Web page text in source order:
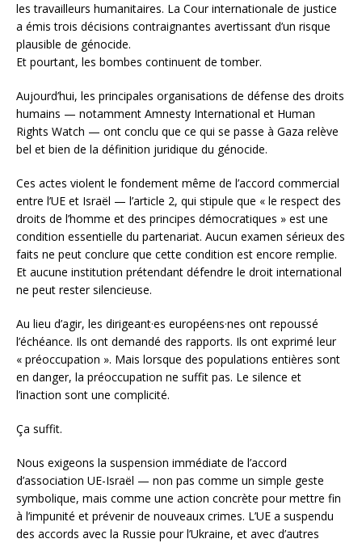
les travailleurs humanitaires. La Cour internationale de justice
a émis trois décisions contraignantes avertissant d’un risque
plausible de génocide.
Et pourtant, les bombes continuent de tomber.
Aujourd’hui, les principales organisations de défense des droits
humains — notamment Amnesty International et Human
Rights Watch — ont conclu que ce qui se passe à Gaza relève
bel et bien de la définition juridique du génocide.
Ces actes violent le fondement même de l’accord commercial
entre l’UE et Israël — l’article 2, qui stipule que « le respect des
droits de l’homme et des principes démocratiques » est une
condition essentielle du partenariat. Aucun examen sérieux des
faits ne peut conclure que cette condition est encore remplie.
Et aucune institution prétendant défendre le droit international
ne peut rester silencieuse.
Au lieu d’agir, les dirigeant·es européens·nes ont repoussé
l’échéance. Ils ont demandé des rapports. Ils ont exprimé leur
« préoccupation ». Mais lorsque des populations entières sont
en danger, la préoccupation ne suffit pas. Le silence et
l’inaction sont une complicité.
Ça suffit.
Nous exigeons la suspension immédiate de l’accord
d’association UE-Israël — non pas comme un simple geste
symbolique, mais comme une action concrète pour mettre fin
à l’impunité et prévenir de nouveaux crimes. L’UE a suspendu
des accords avec la Russie pour l’Ukraine, et avec d’autres